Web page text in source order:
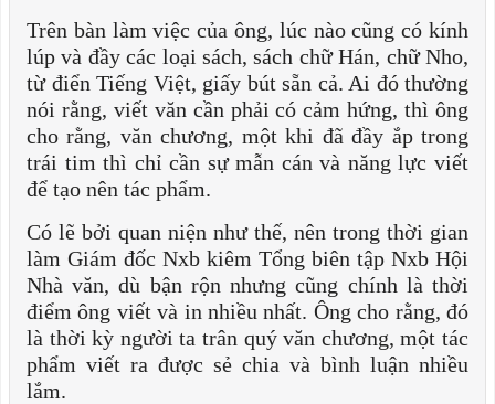
Trên bàn làm việc của ông, lúc nào cũng có kính
lúp và đầy các loại sách, sách chữ Hán, chữ Nho,
từ điển Tiếng Việt, giấy bút sẵn cả. Ai đó thường
nói rằng, viết văn cần phải có cảm hứng, thì ông
cho rằng, văn chương, một khi đã đầy ắp trong
trái tim thì chỉ cần sự mẫn cán và năng lực viết
để tạo nên tác phẩm.
Có lẽ bởi quan niện như thế, nên trong thời gian
làm Giám đốc Nxb kiêm Tổng biên tập Nxb Hội
Nhà văn, dù bận rộn nhưng cũng chính là thời
điểm ông viết và in nhiều nhất. Ông cho rằng, đó
là thời kỳ người ta trân quý văn chương, một tác
phẩm viết ra được sẻ chia và bình luận nhiều
lắm.